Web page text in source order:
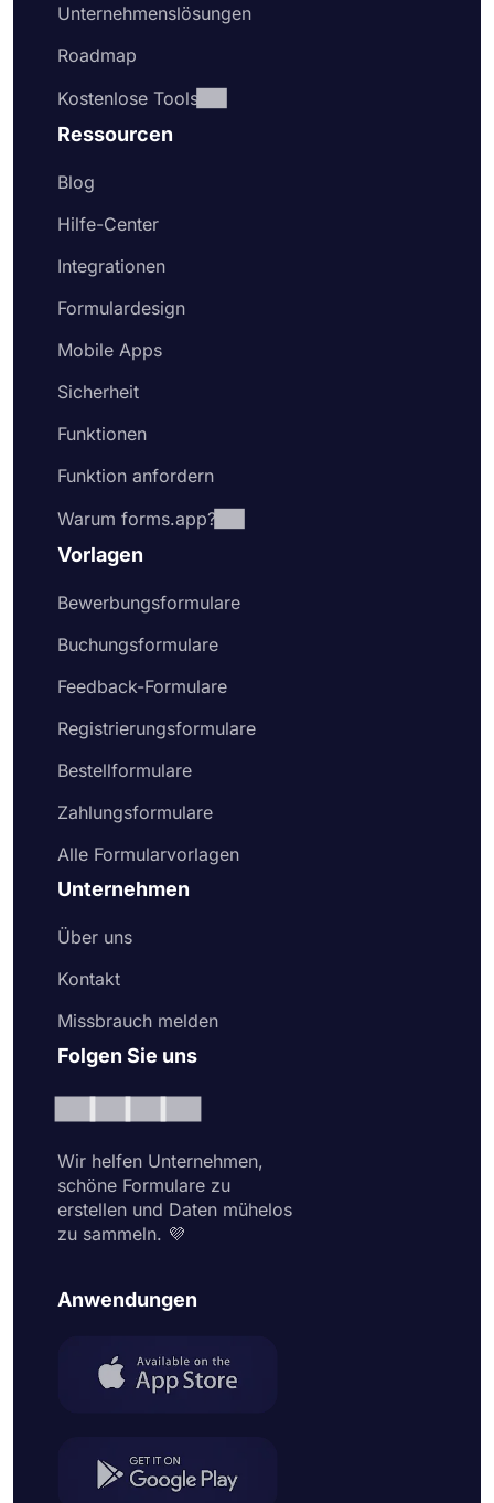
Unternehmenslösungen
Roadmap
Kostenlose Tools
Ressourcen
Blog
Hilfe-Center
Integrationen
Formulardesign
Mobile Apps
Sicherheit
Funktionen
Funktion anfordern
Warum forms.app?
Vorlagen
Bewerbungsformulare
Buchungsformulare
Feedback-Formulare
Registrierungsformulare
Bestellformulare
Zahlungsformulare
Alle Formularvorlagen
Unternehmen
Über uns
Kontakt
Missbrauch melden
Folgen Sie uns
Wir helfen Unternehmen,
schöne Formulare zu
erstellen und Daten mühelos
zu sammeln. 💜
Anwendungen